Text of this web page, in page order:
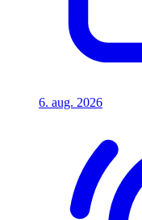
6. aug. 2026